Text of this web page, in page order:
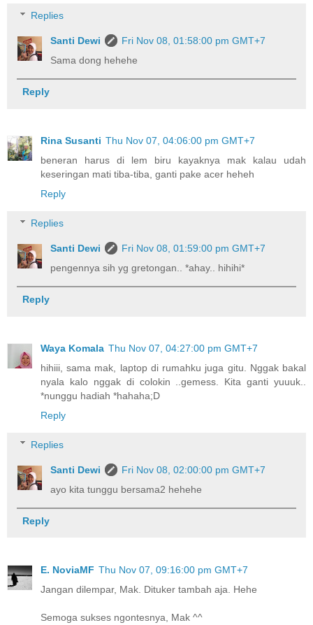
Replies
Santi Dewi
Fri Nov 08, 01:58:00 pm GMT+7
Sama dong hehehe
Reply
Rina Susanti Thu Nov 07, 04:06:00 pm GMT+7
beneran harus di lem biru kayaknya mak kalau udah
keseringan mati tiba-tiba, ganti pake acer heheh
Reply
Replies
Santi Dewi
Fri Nov 08, 01:59:00 pm GMT+7
pengennya sih yg gretongan.. *ahay.. hihihi*
Reply
Waya Komala Thu Nov 07, 04:27:00 pm GMT+7
hihiii, sama mak, laptop di rumahku juga gitu. Nggak bakal
nyala kalo nggak di colokin ..gemess. Kita ganti yuuuk..
*nunggu hadiah *hahaha;D
Reply
Replies
Santi Dewi
Fri Nov 08, 02:00:00 pm GMT+7
ayo kita tunggu bersama2 hehehe
Reply
E. NoviaMF Thu Nov 07, 09:16:00 pm GMT+7
Jangan dilempar, Mak. Dituker tambah aja. Hehe
Semoga sukses ngontesnya, Mak ^^